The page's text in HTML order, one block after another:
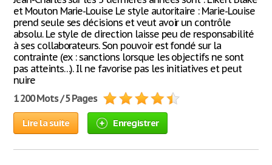
et Mouton Marie-Louise Le style autoritaire : Marie-Louise
prend seule ses décisions et veut avoir un contrôle
absolu. Le style de direction laisse peu de responsabilité
à ses collaborateurs. Son pouvoir est fondé sur la
contrainte (ex : sanctions lorsque les objectifs ne sont
pas atteints…). Il ne favorise pas les initiatives et peut
nuire
1 200 Mots / 5 Pages
Lire la suite Enregistrer